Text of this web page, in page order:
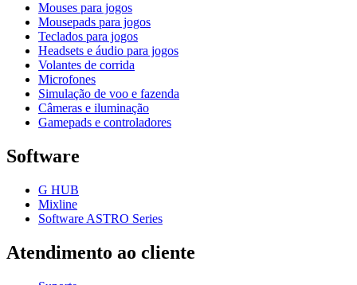
Mouses para jogos
Mousepads para jogos
Teclados para jogos
Headsets e áudio para jogos
Volantes de corrida
Microfones
Simulação de voo e fazenda
Câmeras e iluminação
Gamepads e controladores
Software
G HUB
Mixline
Software ASTRO Series
Atendimento ao cliente